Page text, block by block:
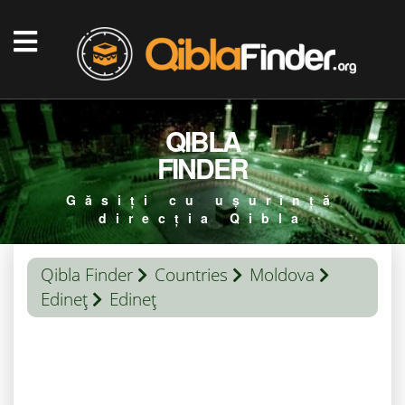
QIBLA
FINDER
Găsiți cu ușurință
direcția Qibla
Qibla Finder Countries
Moldova
Edineţ
Edineţ